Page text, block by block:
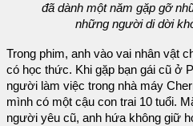
đã dành một năm gặp gỡ
những người di dời
Trong phim, anh vào vai nhân vật
có học thức. Khi gặp bạn gái cũ ở
người làm việc trong nhà máy
mình có một cậu con trai 10 tuổi.
người yêu cũ, anh hứa không giữ